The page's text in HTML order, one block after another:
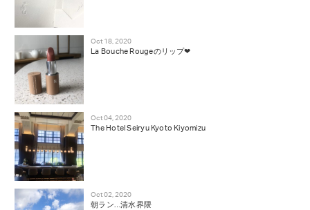
Oct 18, 2020
La Bouche Rougeのリップ❤︎
Oct 04, 2020
The Hotel Seiryu Kyoto Kiyomizu
Oct 02, 2020
朝ラン…清水界隈